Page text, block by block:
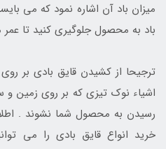
میزان باد آن اشاره نمود که می
باد به محصول جلوگیری کنید تا عمر
ترجیحا از کشیدن قایق بادی بر
اشیاء نوک تیزی که بر روی زمین
رسیدن به محصول شما نشوند .
خرید انواع قایق بادی را می